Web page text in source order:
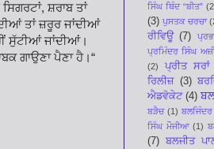
ਸ਼ਰਾਬ ਤਾਂ
ਤਾਂ ਜ਼ਰੂਰ ਜਾਂਦੀਆਂ
ਸੁੱਟੀਆਂ ਜਾਂਦੀਆਂ।
ਗਾਉਣਾ ਪੈਣਾ ਹੈ।“
ਸਿੰਘ ਥਿੰਦ “ਬੀਤ”
(3) ਪੁਸਤਕ ਚਰਚਾ
ਰੀਵਿਊ (7)
ਪ੍ਰਮਿੰਦਰ ਸਿੰਘ
(2)
ਪ੍ਰੀਤ ਸਰਾਂ
ਰਿਲੀਜ਼ (3)
ਐਡਵੋਕੇਟ (4)
ਬੜੈਚ (1)
ਸਿੰਘ ਮੌਜੀਆ (1)
(7) ਬਲਜੀਤ